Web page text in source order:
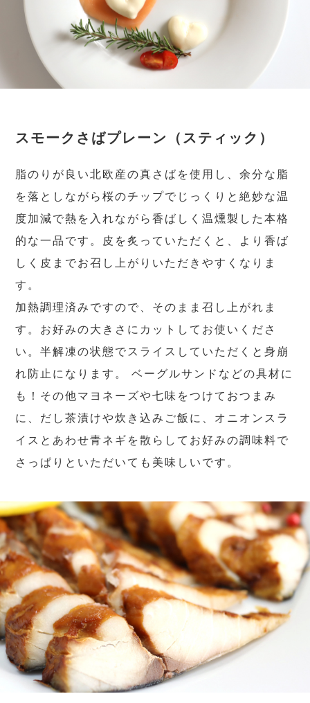
スモークさばプレーン（スティック）
脂のりが良い北欧産の真さばを使用し、余分な脂
を落としながら桜のチップでじっくりと絶妙な温
度加減で熱を入れながら香ばしく温燻製した本格
的な一品です。皮を炙っていただくと、より香ば
しく皮までお召し上がりいただきやすくなりま
す。
加熱調理済みですので、そのまま召し上がれま
す。お好みの大きさにカットしてお使いくださ
い。半解凍の状態でスライスしていただくと身崩
れ防止になります。 ベーグルサンドなどの具材に
も！その他マヨネーズや七味をつけておつまみ
に、だし茶漬けや炊き込みご飯に、オニオンスラ
イスとあわせ青ネギを散らしてお好みの調味料で
さっぱりといただいても美味しいです。